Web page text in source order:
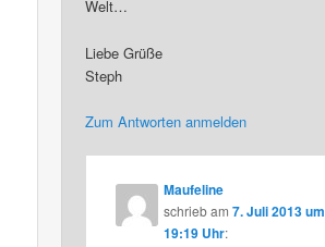
Welt…
Liebe Grüße
Steph
Zum Antworten anmelden
Maufeline
schriebam7. Juli 2013 um
19:19 Uhr: